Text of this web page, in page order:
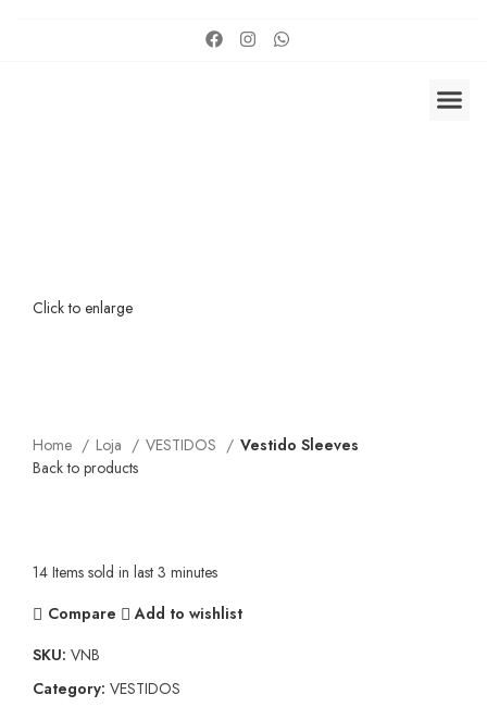
Click to enlarge
Home Loja VESTIDOS
Vestido Sleeves
Back to products
14 Items sold in last 3 minutes
Compare
Add to wishlist
SKU: VNB
Category: VESTIDOS